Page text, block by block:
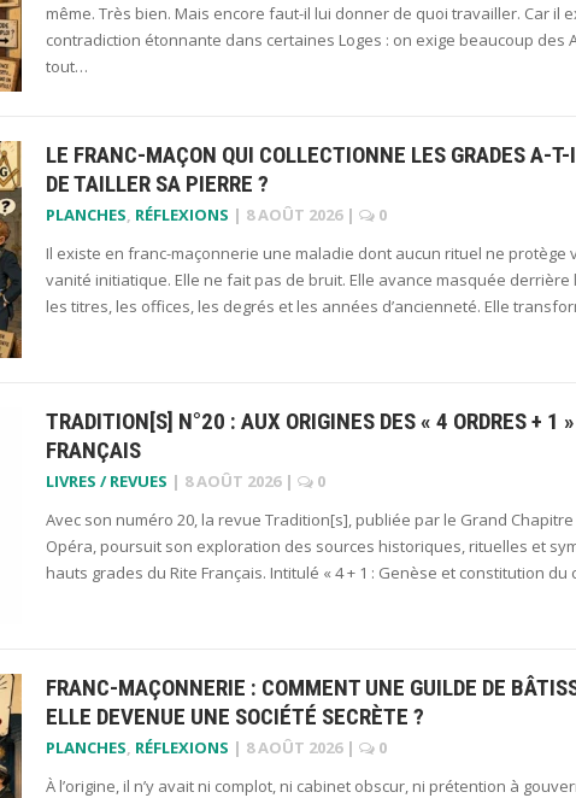
même. Très bien. Mais encore faut-il lui donner de quoi travailler. Car il
contradiction étonnante dans certaines Loges : on exige beaucoup des
tout…
LE FRANC-MAÇON QUI COLLECTIONNE LES GRADES A-
DE TAILLER SA PIERRE ?
PLANCHES, RÉFLEXIONS | 8 AOÛT 2026 |
0
Il existe en franc-maçonnerie une maladie dont aucun rituel ne protège
vanité initiatique. Elle ne fait pas de bruit. Elle avance masquée derrière
les titres, les offices, les degrés et les années d’ancienneté. Elle
TRADITION[S] N°20 : AUX ORIGINES DES « 4 ORDRES + 1
FRANÇAIS
LIVRES / REVUES | 8 AOÛT 2026 |
0
Avec son numéro 20, la revue Tradition[s], publiée par le Grand
Opéra, poursuit son exploration des sources historiques, rituelles et
hauts grades du Rite Français. Intitulé « 4 + 1 : Genèse et constitution du
FRANC-MAÇONNERIE : COMMENT UNE GUILDE DE
ELLE DEVENUE UNE SOCIÉTÉ SECRÈTE ?
PLANCHES, RÉFLEXIONS | 8 AOÛT 2026 |
0
À l’origine, il n’y avait ni complot, ni cabinet obscur, ni prétention à